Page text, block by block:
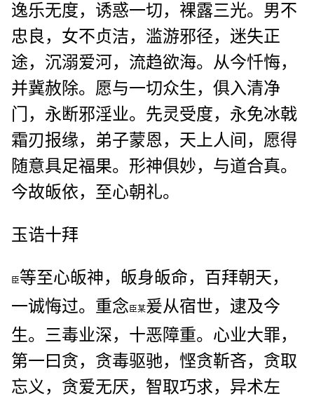
逸乐无度，诱惑一切，裸露三光。男不
忠良，女不贞洁，滥游邪径，迷失正
途，沉溺爱河，流趋欲海。从今忏悔，
并冀赦除。愿与一切众生，俱入清净
门，永断邪淫业。先灵受度，永免冰戟
霜刃报缘，弟子蒙恩，天上人间，愿得
随意具足福果。形神俱妙，与道合真。
今故皈依，至心朝礼。
玉诰十拜
臣等至心皈神，皈身皈命，百拜朝天，
一诚悔过。重念 臣某爰从宿世，逮及今
生。三毒业深，十恶障重。心业大罪，
第一曰贪，贪毒驱驰，悭贪靳吝，贪取
忘义，贪爱无厌，智取巧求，异术左